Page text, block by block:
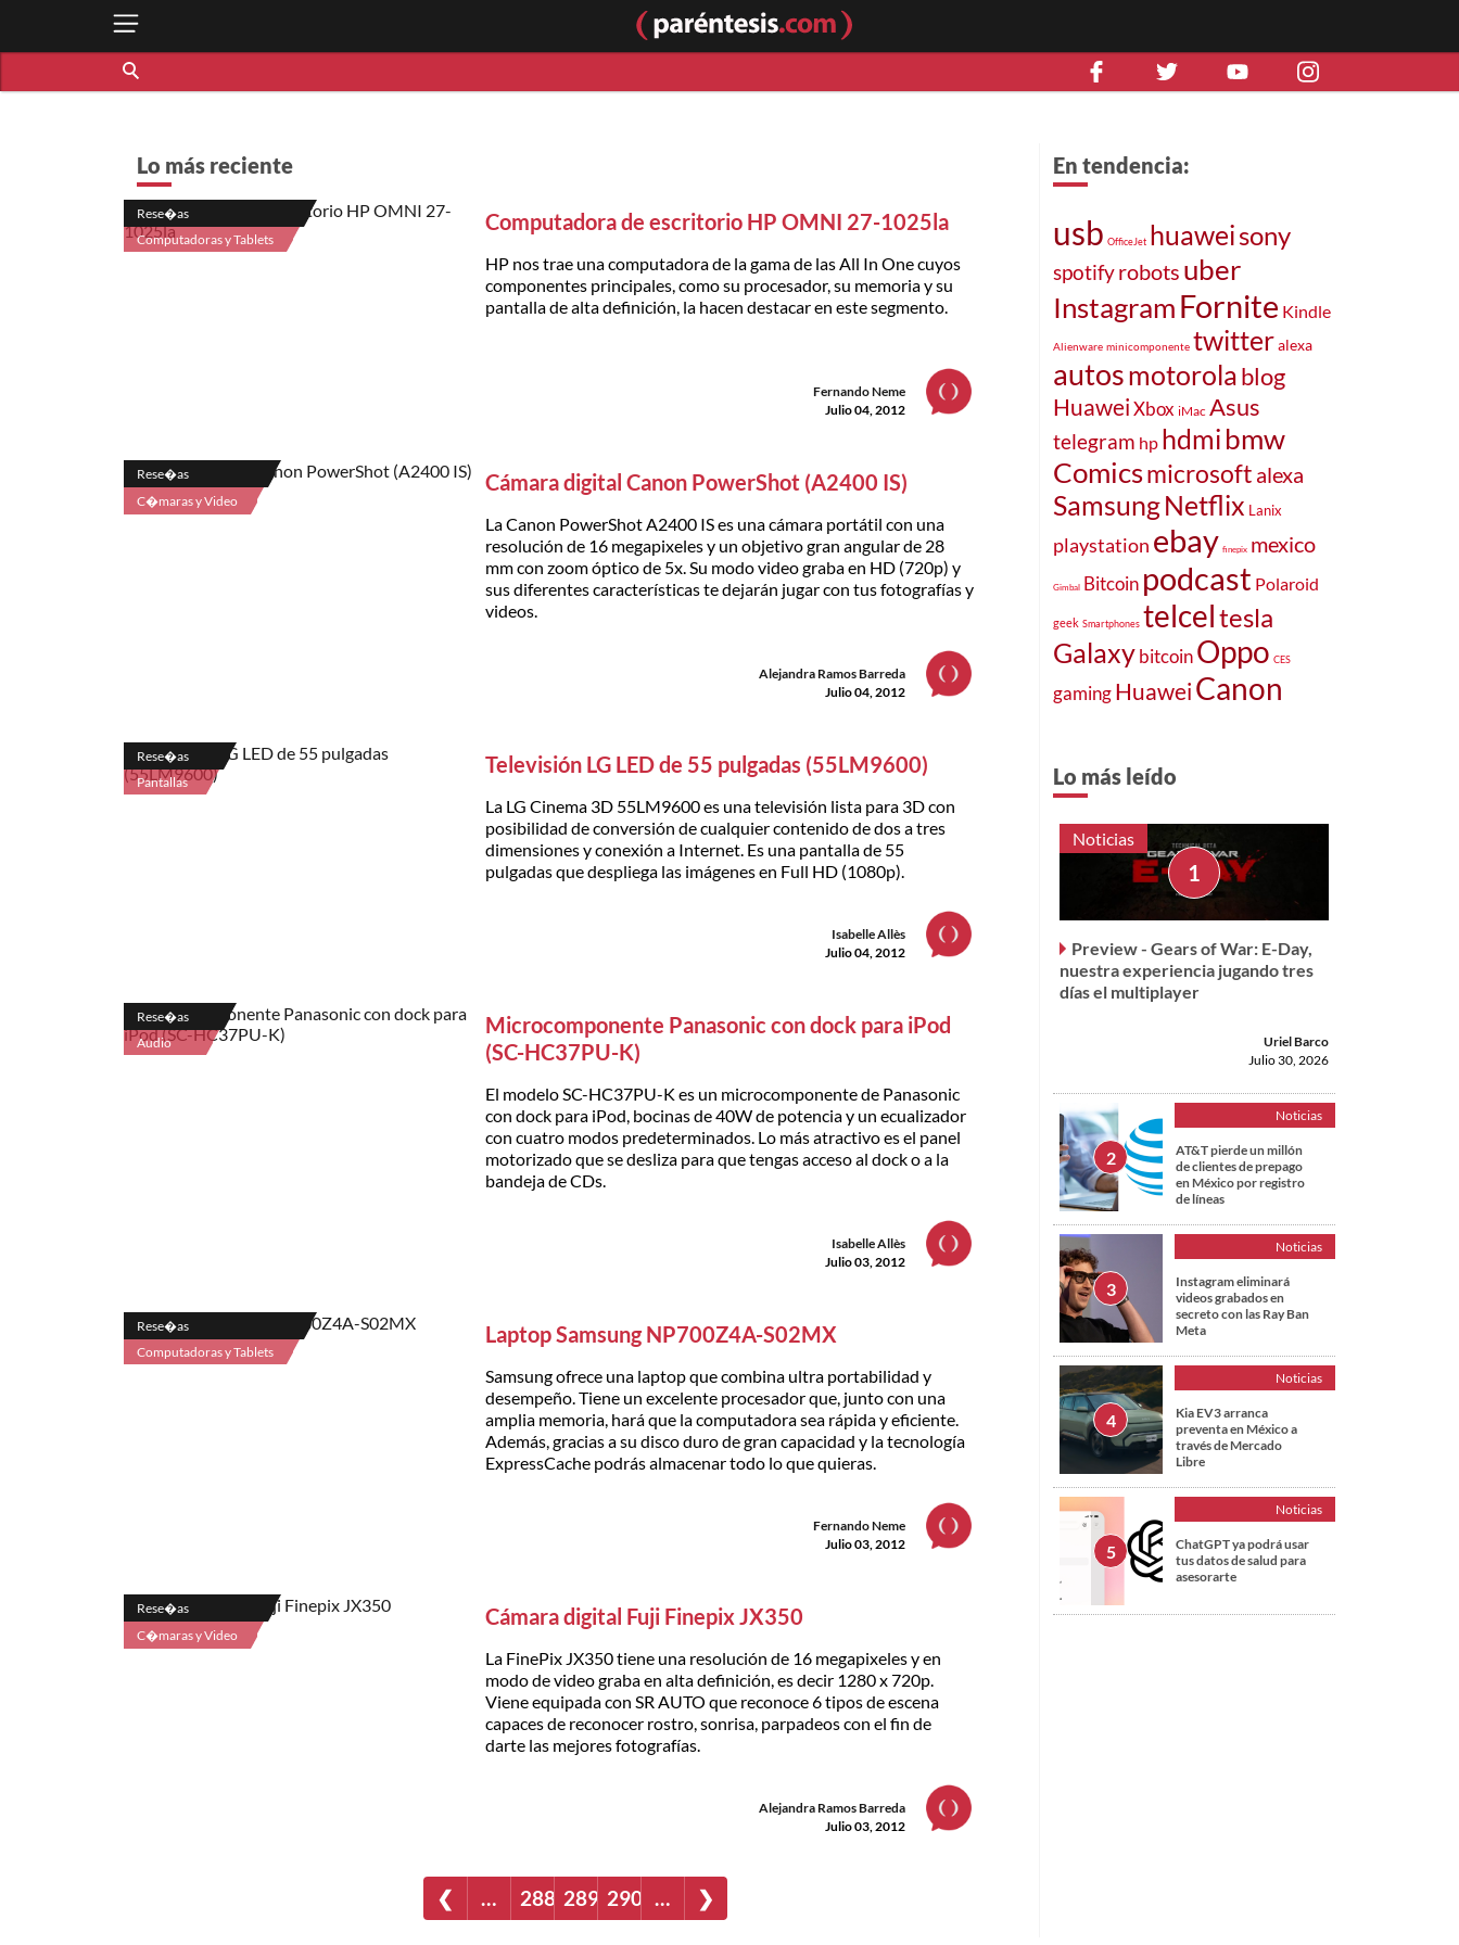
Lo más reciente
Rese�as
Computadoras y Tablets
Computadora de escritorio HP OMNI 27-1025la
HP nos trae una computadora de la gama de las All In One cuyos
componentes principales, como su procesador, su memoria y su
pantalla de alta definición, la hacen destacar en este segmento.
Fernando Neme
Julio 04, 2012
Rese�as
C�maras y Video
Cámara digital Canon PowerShot (A2400 IS)
La Canon PowerShot A2400 IS es una cámara portátil con una
resolución de 16 megapixeles y un objetivo gran angular de 28
mm con zoom óptico de 5x. Su modo video graba en HD (720p) y
sus diferentes características te dejarán jugar con tus fotografías y
videos.
Alejandra Ramos Barreda
Julio 04, 2012
Rese�as
Pantallas
Televisión LG LED de 55 pulgadas (55LM9600)
La LG Cinema 3D 55LM9600 es una televisión lista para 3D con
posibilidad de conversión de cualquier contenido de dos a tres
dimensiones y conexión a Internet. Es una pantalla de 55
pulgadas que despliega las imágenes en Full HD (1080p).
Isabelle Allès
Julio 04, 2012
Rese�as
Audio
Microcomponente Panasonic con dock para iPod
(SC-HC37PU-K)
El modelo SC-HC37PU-K es un microcomponente de Panasonic
con dock para iPod, bocinas de 40W de potencia y un ecualizador
con cuatro modos predeterminados. Lo más atractivo es el panel
motorizado que se desliza para que tengas acceso al dock o a la
bandeja de CDs.
Isabelle Allès
Julio 03, 2012
Rese�as
Computadoras y Tablets
Laptop Samsung NP700Z4A-S02MX
Samsung ofrece una laptop que combina ultra portabilidad y
desempeño. Tiene un excelente procesador que, junto con una
amplia memoria, hará que la computadora sea rápida y eficiente.
Además, gracias a su disco duro de gran capacidad y la tecnología
ExpressCache podrás almacenar todo lo que quieras.
Fernando Neme
Julio 03, 2012
Rese�as
C�maras y Video
Cámara digital Fuji Finepix JX350
La FinePix JX350 tiene una resolución de 16 megapixeles y en
modo de video graba en alta definición, es decir 1280 x 720p.
Viene equipada con SR AUTO que reconoce 6 tipos de escena
capaces de reconocer rostro, sonrisa, parpadeos con el fin de
darte las mejores fotografías.
Alejandra Ramos Barreda
Julio 03, 2012
❮ … 288 289 290 … ❯
En tendencia:
usb OfficeJet huaweisony
spotifyrobots uber
Instagram Fornite Kindle
Alienware minicomponente twitteralexa
autosmotorolablog
HuaweiXbox iMac Asus
telegram hp hdmi bmw
Comicsmicrosoft alexa
SamsungNetflix Lanix
playstation ebay finepix mexico
Gimbal Bitcoin podcast Polaroid
geek Smartphones telceltesla
GalaxybitcoinOppo CES
gamingHuawei Canon
Lo más leído
Noticias
Preview - Gears of War: E-Day,
nuestra experiencia jugando tres
días el multiplayer
Uriel Barco
Julio 30, 2026
Noticias
AT&T pierde un millón
de clientes de prepago
en México por registro
de líneas
Noticias
Instagram eliminará
videos grabados en
secreto con las Ray Ban
Meta
Noticias
Kia EV3 arranca
preventa en México a
través de Mercado
Libre
Noticias
ChatGPT ya podrá usar
tus datos de salud para
asesorarte